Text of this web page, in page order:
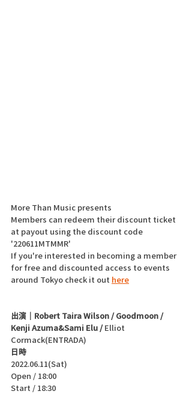
More Than Music presents
Members can redeem their discount ticket
at payout using the discount code
'220611MTMMR'
If you're interested in becoming a member
for free and discounted access to events
around Tokyo check it out here
出演｜Robert Taira Wilson / Goodmoon /
Kenji Azuma&Sami Elu / Elliot
Cormack(ENTRADA)
日時
2022.06.11(Sat)
Open / 18:00
Start / 18:30